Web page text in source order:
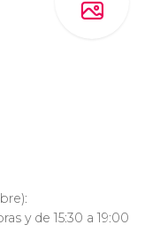
y de 15:30 a 19:00